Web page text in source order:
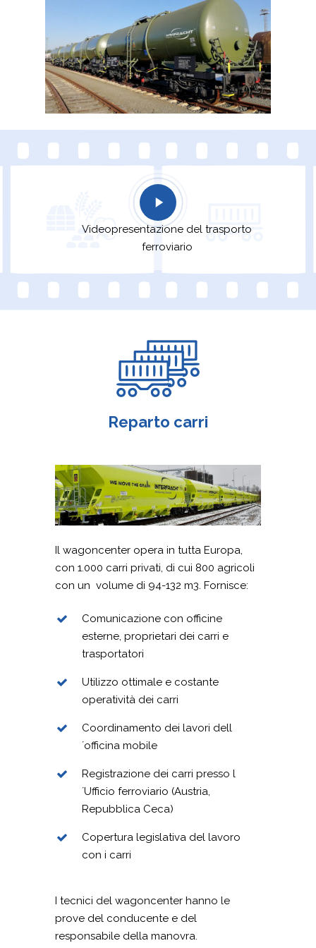
Videopresentazione del trasporto
ferroviario
Reparto carri
Il wagoncenter opera in tutta Europa,
con 1.000 carri privati, di cui 800 agricoli
con un volume di 94-132 m3. Fornisce:
Comunicazione con officine
esterne, proprietari dei carri e
trasportatori
Utilizzo ottimale e costante
operatività dei carri
Coordinamento dei lavori dell
´officina mobile
Registrazione dei carri presso l
´Ufficio ferroviario (Austria,
Repubblica Ceca)
Copertura legislativa del lavoro
con i carri
I tecnici del wagoncenter hanno le
prove del conducente e del
responsabile della manovra.